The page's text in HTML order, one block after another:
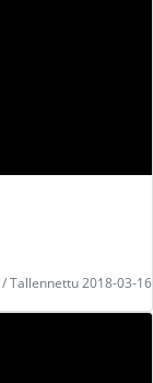
Tallennettu 2018-03-16